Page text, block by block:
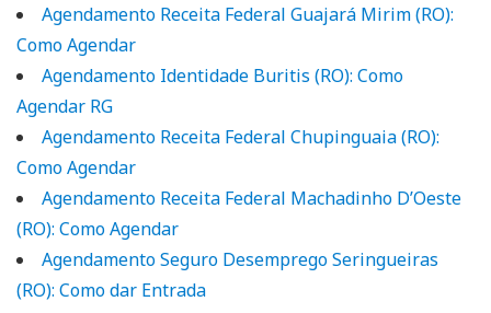
Agendamento Receita Federal Guajará Mirim (RO):
Como Agendar
Agendamento Identidade Buritis (RO): Como
Agendar RG
Agendamento Receita Federal Chupinguaia (RO):
Como Agendar
Agendamento Receita Federal Machadinho D’Oeste
(RO): Como Agendar
Agendamento Seguro Desemprego Seringueiras
(RO): Como dar Entrada